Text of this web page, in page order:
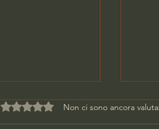
Valutazione 0 stelle su 5.
Non ci sono ancora